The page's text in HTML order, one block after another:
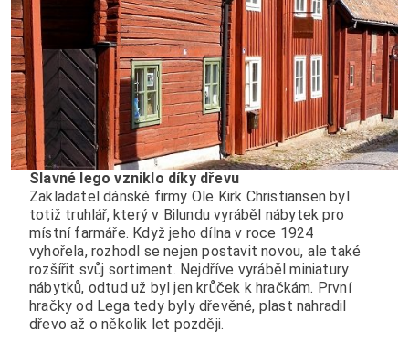
Slavné lego vzniklo díky dřevu
Zakladatel dánské firmy Ole Kirk Christiansen byl
totiž truhlář, který v Bilundu vyráběl nábytek pro
místní farmáře. Když jeho dílna v roce 1924
vyhořela, rozhodl se nejen postavit novou, ale také
rozšířit svůj sortiment. Nejdříve vyráběl miniatury
nábytků, odtud už byl jen krůček k hračkám. První
hračky od Lega tedy byly dřevěné, plast nahradil
dřevo až o několik let později.